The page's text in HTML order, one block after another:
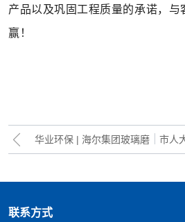
产品以及巩固工程质量的承诺，与
赢！
华业环保 | 海尔集团玻璃磨 市人
联系方式